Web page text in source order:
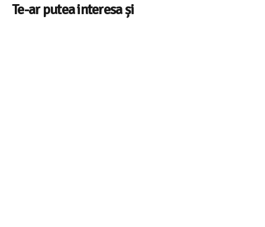
Te-ar putea interesa și